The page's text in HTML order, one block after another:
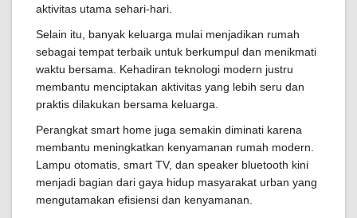
aktivitas utama sehari-hari.
Selain itu, banyak keluarga mulai menjadikan rumah
sebagai tempat terbaik untuk berkumpul dan menikmati
waktu bersama. Kehadiran teknologi modern justru
membantu menciptakan aktivitas yang lebih seru dan
praktis dilakukan bersama keluarga.
Perangkat smart home juga semakin diminati karena
membantu meningkatkan kenyamanan rumah modern.
Lampu otomatis, smart TV, dan speaker bluetooth kini
menjadi bagian dari gaya hidup masyarakat urban yang
mengutamakan efisiensi dan kenyamanan.